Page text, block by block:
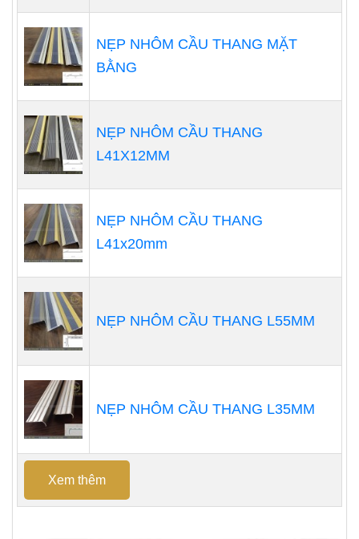
NẸP NHÔM CẦU THANG MẶT
BẰNG
NẸP NHÔM CẦU THANG
L41X12MM
NẸP NHÔM CẦU THANG
L41x20mm
NẸP NHÔM CẦU THANG L55MM
NẸP NHÔM CẦU THANG L35MM
Xem thêm